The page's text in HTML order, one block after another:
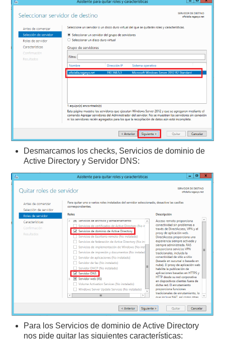
Desmarcamos los checks, Servicios de dominio de
Active Directory y Servidor DNS:
Para los Servicios de dominio de Active Directory
nos pide quitar las siguientes características: